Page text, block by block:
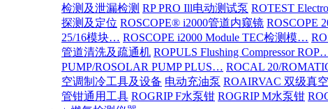
检测及泄漏检测 RP PRO Ill电动测试泵 ROTEST
探测及定位 ROSCOPE® i2000管道内窥镜 ROSCOPE
25/16模块… ROSCOPE i2000 Module TEC检测模…
管道清洗及疏通机 ROPULS Flushing Compressor
PUMP/ROSOLAR PUMP PLUS… ROCAL 20/
空调制冷工具及设备 电动充油泵 ROAIRVAC 双级真
管钳通用工具 ROGRIP F水泵钳 ROGRIP M水泵钳